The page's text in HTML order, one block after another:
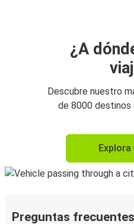
¿A
Descubre nuestro
de 8000 destinos
Explora
Preguntas frecuentes